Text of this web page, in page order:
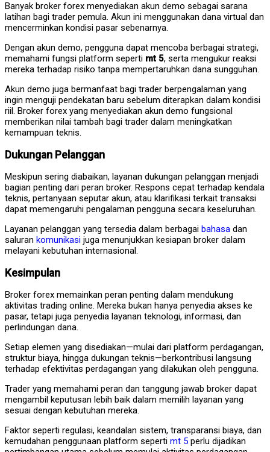
Banyak broker forex menyediakan akun demo sebagai sarana
latihan bagi trader pemula. Akun ini menggunakan dana virtual dan
mencerminkan kondisi pasar sebenarnya.
Dengan akun demo, pengguna dapat mencoba berbagai strategi,
memahami fungsi platform seperti mt 5, serta mengukur reaksi
mereka terhadap risiko tanpa mempertaruhkan dana sungguhan.
Akun demo juga bermanfaat bagi trader berpengalaman yang
ingin menguji pendekatan baru sebelum diterapkan dalam kondisi
riil. Broker forex yang menyediakan akun demo fungsional
memberikan nilai tambah bagi trader dalam meningkatkan
kemampuan teknis.
Dukungan Pelanggan
Meskipun sering diabaikan, layanan dukungan pelanggan menjadi
bagian penting dari peran broker. Respons cepat terhadap kendala
teknis, pertanyaan seputar akun, atau klarifikasi terkait transaksi
dapat memengaruhi pengalaman pengguna secara keseluruhan.
Layanan pelanggan yang tersedia dalam berbagai bahasa dan
saluran komunikasi juga menunjukkan kesiapan broker dalam
melayani kebutuhan internasional.
Kesimpulan
Broker forex memainkan peran penting dalam mendukung
aktivitas trading online. Mereka bukan hanya penyedia akses ke
pasar, tetapi juga penyedia layanan teknologi, informasi, dan
perlindungan dana.
Setiap elemen yang disediakan—mulai dari platform perdagangan,
struktur biaya, hingga dukungan teknis—berkontribusi langsung
terhadap efektivitas perdagangan yang dilakukan oleh pengguna.
Trader yang memahami peran dan tanggung jawab broker dapat
mengambil keputusan lebih baik dalam memilih layanan yang
sesuai dengan kebutuhan mereka.
Faktor seperti regulasi, keandalan sistem, transparansi biaya, dan
kemudahan penggunaan platform seperti mt 5 perlu dijadikan